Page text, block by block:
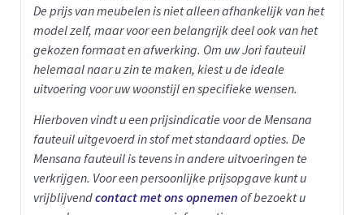
De prijs van meubelen is niet alleen afhankelijk van het
model zelf, maar voor een belangrijk deel ook van het
gekozen formaat en afwerking. Om uw Jori fauteuil
helemaal naar u zin te maken, kiest u de ideale
uitvoering voor uw woonstijl en specifieke wensen.
Hierboven vindt u een prijsindicatie voor de Mensana
fauteuil uitgevoerd in stof met standaard opties. De
Mensana fauteuil is tevens in andere uitvoeringen te
verkrijgen. Voor een persoonlijke prijsopgave kunt u
vrijblijvendcontact met ons opnemen of bezoekt u